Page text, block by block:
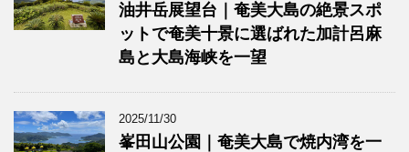
油井岳展望台｜奄美大島の絶景スポ
ットで奄美十景に選ばれた加計呂麻
島と大島海峡を一望
2025/11/30
峯田山公園｜奄美大島で焼内湾を一